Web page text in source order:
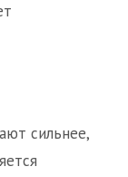
сильнее,